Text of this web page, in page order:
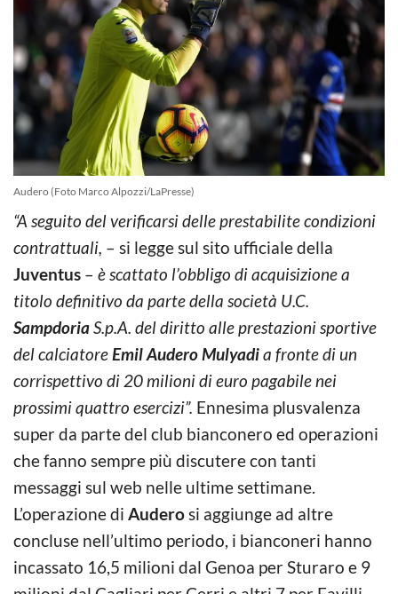
Audero (Foto Marco Alpozzi/LaPresse)
“A seguito del verificarsi delle prestabilite condizioni
contrattuali, – si legge sul sito ufficiale della
Juventus – è scattato l’obbligo di acquisizione a
titolo definitivo da parte della società U.C.
SampdoriaS.p.A. del diritto alle prestazioni sportive
del calciatoreEmil Audero Mulyadia fronte di un
corrispettivo di 20 milioni di euro pagabile nei
prossimi quattro esercizi”. Ennesima plusvalenza
super da parte del club bianconero ed operazioni
che fanno sempre più discutere con tanti
messaggi sul web nelle ultime settimane.
L’operazione di Auderosi aggiunge ad altre
concluse nell’ultimo periodo, i bianconeri hanno
incassato 16,5 milioni dal Genoa per Sturaro e 9